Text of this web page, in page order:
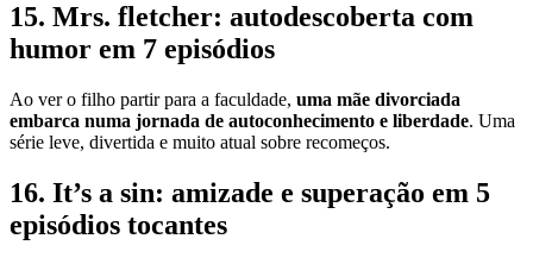
15. Mrs. fletcher: autodescoberta com
humor em 7 episódios
Ao ver o filho partir para a faculdade, uma mãe divorciada
embarca numa jornada de autoconhecimento e liberdade. Uma
série leve, divertida e muito atual sobre recomeços.
16. It’s a sin: amizade e superação em 5
episódios tocantes